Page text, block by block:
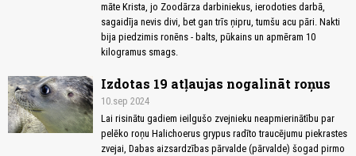
māte Krista, jo Zoodārza darbiniekus, ierodoties darbā,
sagaidīja nevis divi, bet gan trīs ņipru, tumšu acu pāri. Nakti
bija piedzimis ronēns - balts, pūkains un apmēram 10
kilogramus smags.
Izdotas 19 atļaujas nogalināt roņus
10.sep 2024
Lai risinātu gadiem ieilgušo zvejnieku neapmierinātību par
pelēko roņu Halichoerus grypus radīto traucējumu piekrastes
zvejai, Dabas aizsardzības pārvalde (pārvalde) šogad pirmo